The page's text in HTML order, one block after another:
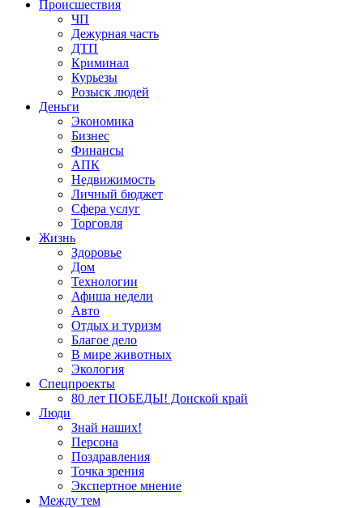
Происшествия
ЧП
Дежурная часть
ДТП
Криминал
Курьезы
Розыск людей
Деньги
Экономика
Бизнес
Финансы
АПК
Недвижимость
Личный бюджет
Сфера услуг
Торговля
Жизнь
Здоровье
Дом
Технологии
Афиша недели
Авто
Отдых и туризм
Благое дело
В мире животных
Экология
Спецпроекты
80 лет ПОБЕДЫ! Донской край
Люди
Знай наших!
Персона
Поздравления
Точка зрения
Экспертное мнение
Между тем